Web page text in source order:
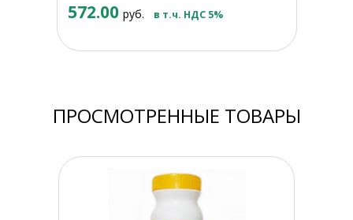
572.00 руб. в т.ч. НДС 5%
ПРОСМОТРЕННЫЕ ТОВАРЫ